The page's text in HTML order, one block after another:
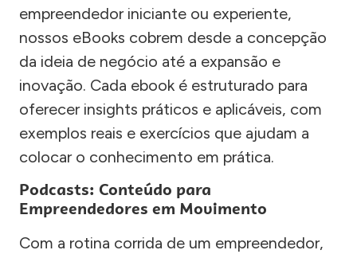
empreendedor iniciante ou experiente,
nossos eBooks cobrem desde a concepção
da ideia de negócio até a expansão e
inovação. Cada ebook é estruturado para
oferecer insights práticos e aplicáveis, com
exemplos reais e exercícios que ajudam a
colocar o conhecimento em prática.
Podcasts: Conteúdo para
Empreendedores em Movimento
Com a rotina corrida de um empreendedor,